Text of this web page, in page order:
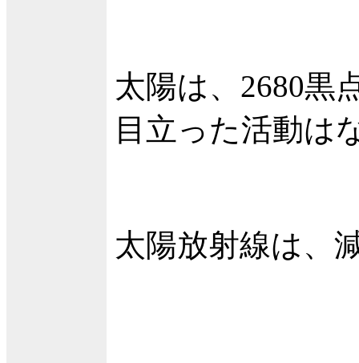
太陽は、2680黒
目立った活動は
太陽放射線は、